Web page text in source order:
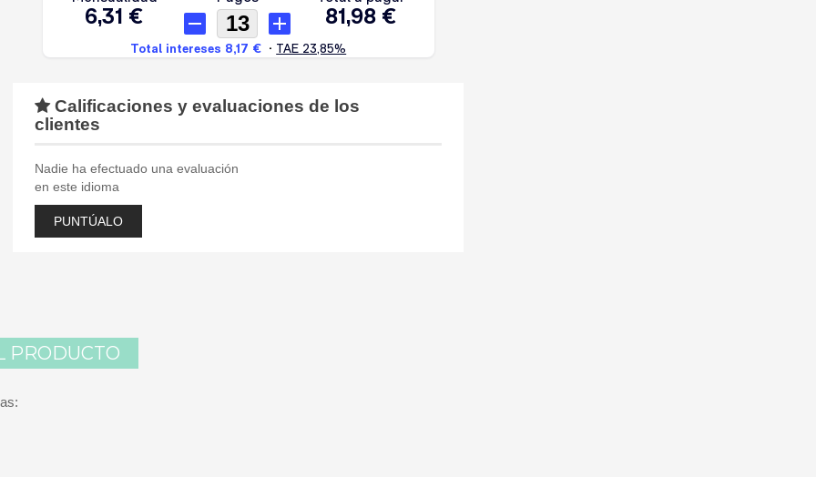
Calificaciones y evaluaciones de los
clientes
Nadie ha efectuado una evaluación
en este idioma
PUNTÚALO
PRODUCTO